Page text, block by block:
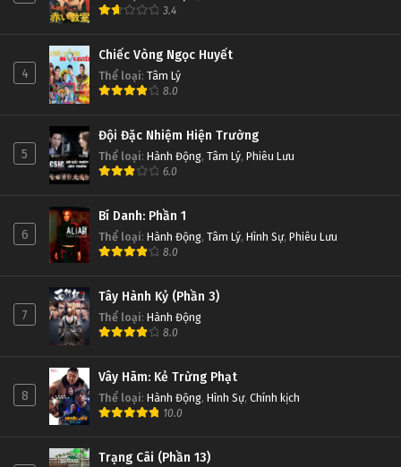
3.4
4
Chiếc Vòng Ngọc Huyết
Thể loại: Tâm Lý
8.0
5
Đội Đặc Nhiệm Hiện Trường
Thể loại: Hành Động, Tâm Lý, Phiêu Lưu
6.0
6
Bí Danh: Phần 1
Thể loại: Hành Động, Tâm Lý, Hình Sự, Phiêu Lưu
8.0
7
Tây Hành Kỷ (Phần 3)
Thể loại: Hành Động
8.0
8
Vây Hãm: Kẻ Trừng Phạt
Thể loại: Hành Động, Hình Sự, Chính kịch
10.0
Trạng Cãi (Phần 13)